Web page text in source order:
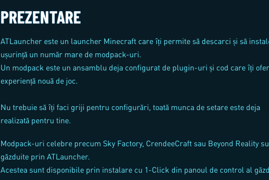
PREZENTARE
ATLauncher este un launcher Minecraft care îți permite să descarci și să
ușurință un număr mare de modpack-uri.
Un modpack este un ansamblu deja configurat de plugin-uri și cod care îți
experiență nouă de joc.
Nu trebuie să îți faci griji pentru configurări, toată munca de setare este deja
realizată pentru tine.
Modpack-uri celebre precum Sky Factory, CrendeeCraft sau Beyond Reality
găzduite prin ATLauncher.
Acestea sunt disponibile prin instalare cu 1-Click din panoul de control al